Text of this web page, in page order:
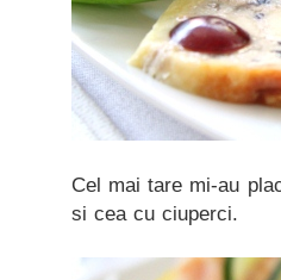
Cel mai tare mi-au
si cea cu ciuperci.